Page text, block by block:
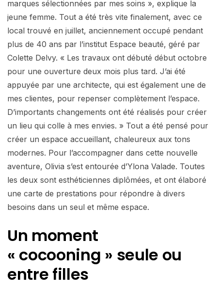
marques sélectionnées par mes soins », explique la
jeune femme. Tout a été très vite finalement, avec ce
local trouvé en juillet, anciennement occupé pendant
plus de 40 ans par l’institut Espace beauté, géré par
Colette Delvy. « Les travaux ont débuté début octobre
pour une ouverture deux mois plus tard. J’ai été
appuyée par une architecte, qui est également une de
mes clientes, pour repenser complètement l’espace.
D’importants changements ont été réalisés pour créer
un lieu qui colle à mes envies. » Tout a été pensé pour
créer un espace accueillant, chaleureux aux tons
modernes. Pour l’accompagner dans cette nouvelle
aventure, Olivia s’est entourée d’Ylona Valade. Toutes
les deux sont esthéticiennes diplômées, et ont élaboré
une carte de prestations pour répondre à divers
besoins dans un seul et même espace.
Un moment
« cocooning » seule ou
entre filles